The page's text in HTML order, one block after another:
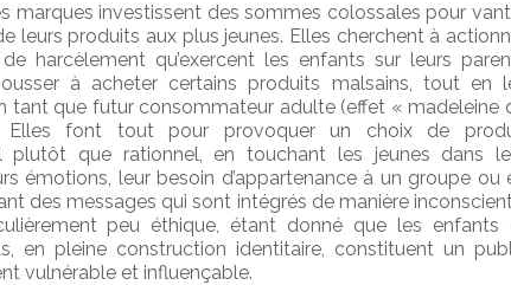
marques investissent des sommes colossales pour
leurs produits aux plus jeunes. Elles cherchent à
harcèlement qu’exercent les enfants sur leurs
à acheter certains produits malsains, tout en
tant que futur consommateur adulte (effet « madeleine
Elles font tout pour provoquer un choix de
plutôt que rationnel, en touchant les jeunes dans
émotions, leur besoin d’appartenance à un groupe ou
des messages qui sont intégrés de manière
peu éthique, étant donné que les enfants
en pleine construction identitaire, constituent un
vulnérable et influençable.